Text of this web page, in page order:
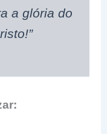
a glória do